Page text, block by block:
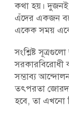
কথা হয়।
এঁদের একজন
একেক সময়
সংশ্লিষ্ট
সরকারবিরোধী
সম্ভাব্য
তৎপরতা
হবে, তা এখনো